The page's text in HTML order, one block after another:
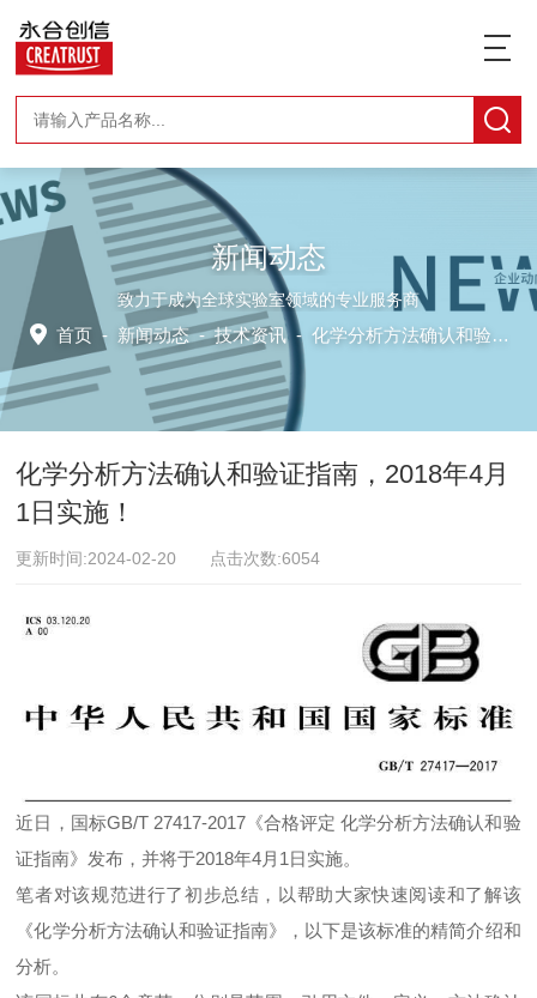
新闻动态
致力于成为全球实验室领域的专业服务商
首页 - 新闻动态-技术资讯 -化学分析方法确认和验证指南，2018年4月1日实施！
化学分析方法确认和验证指南，2018年4月
1日实施！
更新时间:2024-02-20 点击次数:6054
近日，国标GB/T 27417-2017《合格评定 化学分析方法确认和验
证指南》发布，并将于2018年4月1日实施。
笔者对该规范进行了初步总结，以帮助大家快速阅读和了解该
《化学分析方法确认和验证指南》，以下是该标准的精简介绍和
分析。